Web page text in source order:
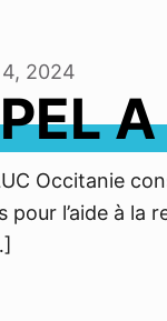
2024
Occitanie
pour l’aide à la